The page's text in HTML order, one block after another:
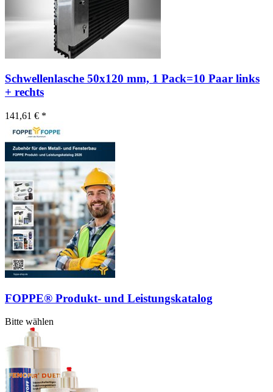
Schwellenlasche 50x120 mm, 1 Pack=10 Paar links
+ rechts
141,61 € *
FOPPE® Produkt- und Leistungskatalog
Bitte wählen